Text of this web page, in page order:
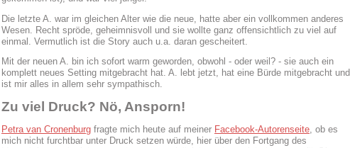
Die letzte A. war im gleichen Alter wie die neue, hatte aber ein vollkommen anderes
Wesen. Recht spröde, geheimnisvoll und sie wollte ganz offensichtlich zu viel auf
einmal. Vermutlich ist die Story auch u.a. daran gescheitert.
Mit der neuen A. bin ich sofort warm geworden, obwohl - oder weil? - sie auch ein
komplett neues Setting mitgebracht hat. A. lebt jetzt, hat eine Bürde mitgebracht und
ist mir alles in allem sehr sympathisch.
Zu viel Druck? Nö, Ansporn!
Petra van Cronenburg fragte mich heute auf meiner Facebook-Autorenseite, ob es
mich nicht furchtbar unter Druck setzen würde, hier über den Fortgang des